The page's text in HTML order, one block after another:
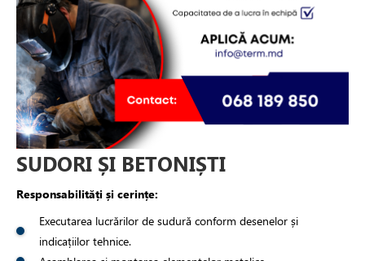
SUDORI ȘI BETONIȘTI
Responsabilități și cerințe:
Executarea lucrărilor de sudură conform desenelor și
indicațiilor tehnice.